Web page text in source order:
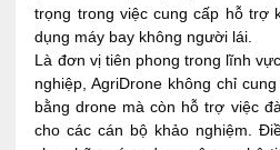
trọng trong việc cung cấp hỗ trợ
dụng máy bay không người lái.
Là đơn vị tiên phong trong lĩnh
nghiệp, AgriDrone không chỉ
bằng drone mà còn hỗ trợ việc
cho các cán bộ khảo nghiệm.